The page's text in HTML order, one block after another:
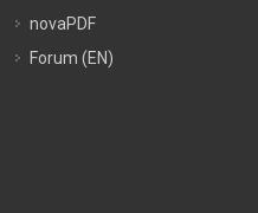
novaPDF
Forum (EN)